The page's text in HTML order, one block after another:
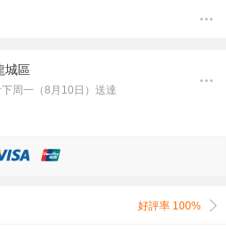
城區
周一（8月10日）送達
好評率 100%